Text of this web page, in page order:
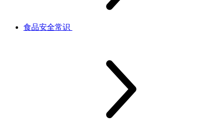
食品安全常识